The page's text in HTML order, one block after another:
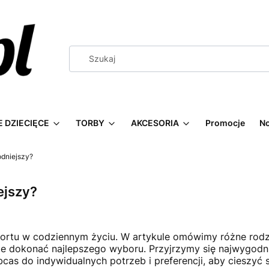
DZIECIĘCE TORBY AKCESORIA Promocje
w codziennym życiu. W artykule omówimy różne
dokonać najlepszego wyboru. Przyjrzymy się
do indywidualnych potrzeb i preferencji, aby cieszyć